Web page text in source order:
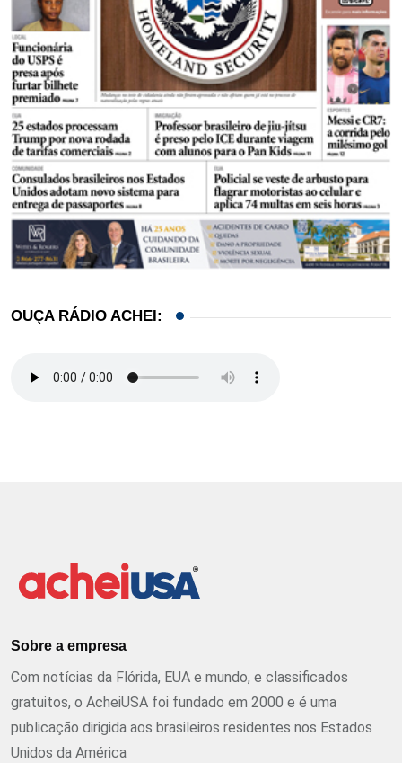
OUÇA RÁDIO ACHEI:
Sobre a empresa
Com notícias da Flórida, EUA e mundo, e classificados
gratuitos, o AcheiUSA foi fundado em 2000 e é uma
publicação dirigida aos brasileiros residentes nos Estados
Unidos da América